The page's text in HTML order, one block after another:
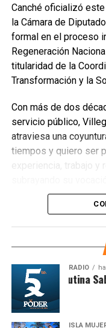
Recibe
en tu
Unirme
Canché oficializó
la Cámara de
formal en el proceso
Regeneración
titularidad de la
Transformación y la
Con más de dos
servicio público,
atraviesa una
tiempos y quiero ser
experiencia, trabajo y
justa, unida y
priorizando la
es ampliamente
movimiento
exigiendo
hídrico en los
Playa del Carmen y
RADIO
Síntesis Matutina
ISLA